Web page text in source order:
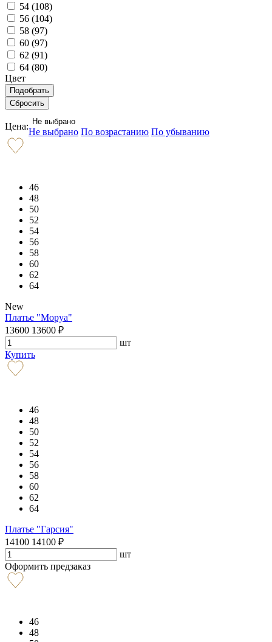
54 (108)
56 (104)
58 (97)
60 (97)
62 (91)
64 (80)
Цвет
Цена: Не выбрано
Не выбрано По возрастанию По убыванию
46
48
50
52
54
56
58
60
62
64
New
Платье "Моруа"
13600 13600 ₽
шт
Купить
46
48
50
52
54
56
58
60
62
64
Платье "Гарсия"
14100 14100 ₽
шт
Оформить предзаказ
46
48